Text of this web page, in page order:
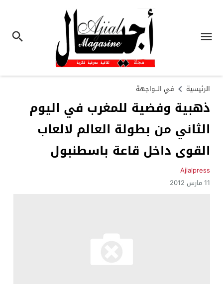
الرئيسية في الـــواجهة
ذهبية وفضية للمغرب في اليوم
الثاني من بطولة العالم لالعاب
القوى داخل قاعة باسطنبول
Ajialpress
11 مارس 2012